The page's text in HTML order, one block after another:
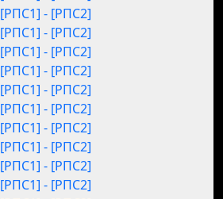
[РПС1] - [РПС2]
[РПС1] - [РПС2]
[РПС1] - [РПС2]
[РПС1] - [РПС2]
[РПС1] - [РПС2]
[РПС1] - [РПС2]
[РПС1] - [РПС2]
[РПС1] - [РПС2]
[РПС1] - [РПС2]
[РПС1] - [РПС2]